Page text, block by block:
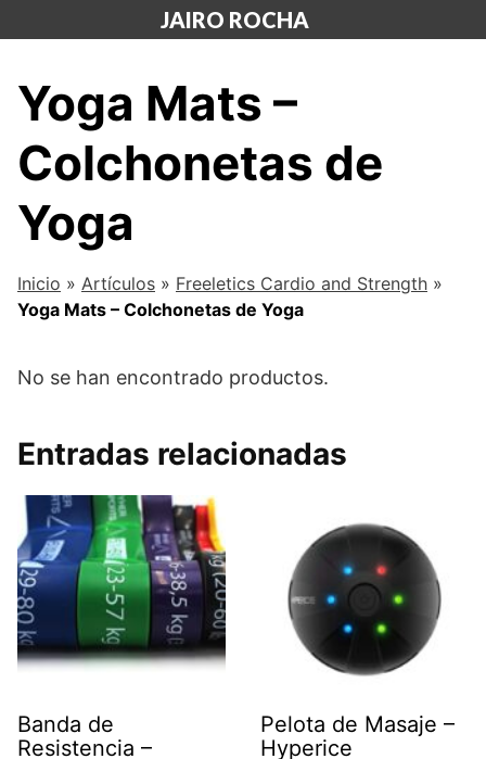
al
JAIRO ROCHA
Yoga Mats –
Colchonetas de
Yoga
Inicio » Artículos » Freeletics Cardio and Strength »
Yoga Mats – Colchonetas de Yoga
No se han encontrado productos.
Entradas relacionadas
Banda de
Resistencia –
Pelota de Masaje –
Hyperice